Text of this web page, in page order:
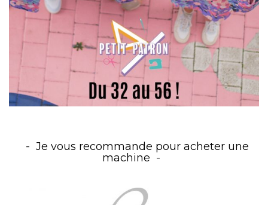
Je vous recommande pour acheter une
machine